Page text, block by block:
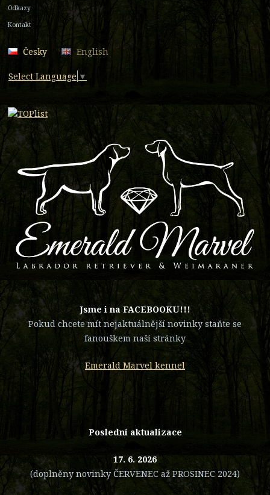
Odkazy
Kontakt
Česky English
Select Language ▼
​Jsme i na FACEBOOKU!!!
Pokud chcete mít nejaktuálnější novinky staňte se
fanouškem naší stránky
Emerald Marvel kennel
Poslední aktualizace
17. 6. 2026
(doplněny novinky ČERVENEC až PROSINEC 2024)